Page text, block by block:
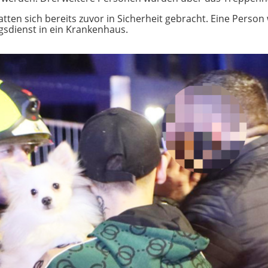
sich bereits zuvor in Sicherheit gebracht. Eine
in ein Krankenhaus.